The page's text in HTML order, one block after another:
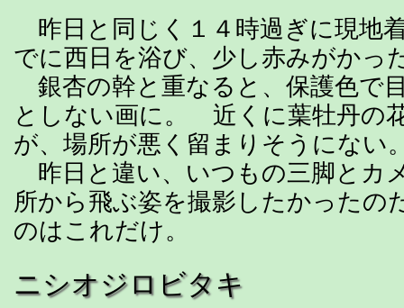
昨日と同じく１４時過ぎに現地
でに西日を浴び、少し赤みがかっ
銀杏の幹と重なると、保護色で
としない画に。 近くに葉牡丹の
が、場所が悪く留まりそうにない
昨日と違い、いつもの三脚とカ
所から飛ぶ姿を撮影したかったの
のはこれだけ。
ニシオジロビタキ